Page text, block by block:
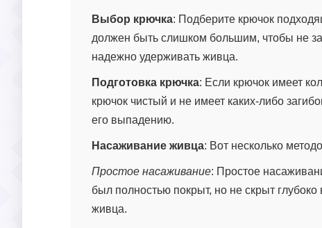
Выбор крючка: Подберите крючок
должен быть слишком большим, чтобы не
надежно удерживать живца.
Подготовка крючка: Если крючок имеет
крючок чистый и не имеет каких-либо
его выпадению.
Насаживание живца: Вот несколько
Простое насаживание: Простое
был полностью покрыт, но не скрыт
живца.